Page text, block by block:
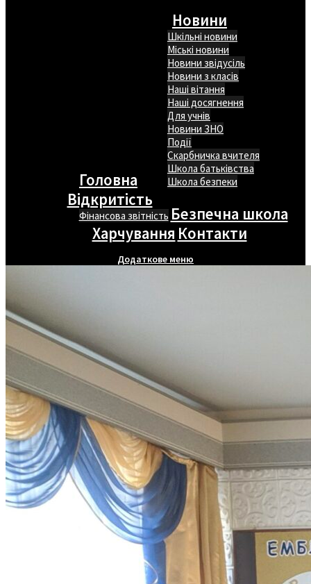
Головна
Новини
Шкільні новини
Міські новини
Новини звідусіль
Новини з класів
Наші вітання
Наші досягнення
Для учнів
Новини ЗНО
Події
Скарбничка вчителя
Школа батьківства
Школа безпеки
Відкритість
Фінансова звітність Безпечна школа
Харчування Контакти
Додаткове меню